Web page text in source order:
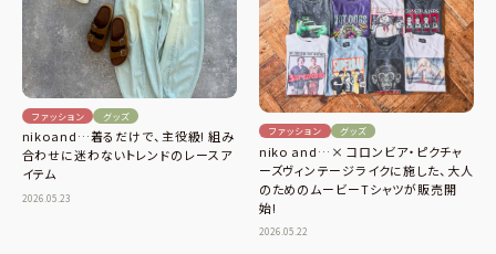
ファッション グッズ
nikoand…着るだけで、主役級! 組み
合わせに迷わないトレンドのレースア
イテム
2026.05.23
ファッション グッズ
niko and…× コロンビア・ピクチャ
ーズヴィンテージライクに施した、大人
のためのムービーTシャツが販売開
始!
2026.05.22